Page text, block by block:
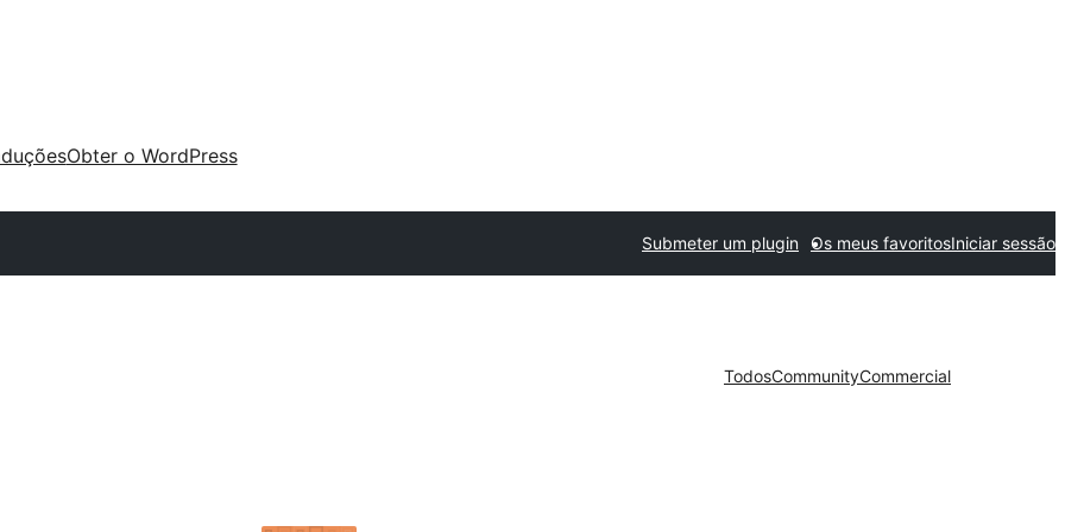
Obter o WordPress
Submeter um plugin Os meus favoritosIniciar sessão
TodosCommunityCommercial